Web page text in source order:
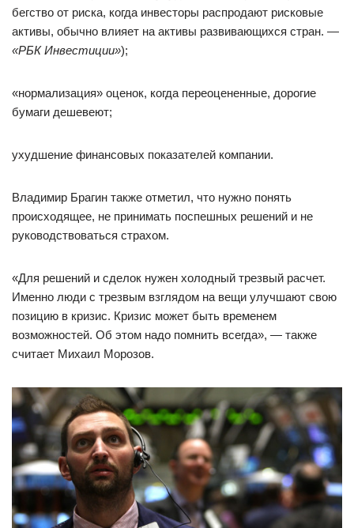
бегство от риска, когда инвесторы распродают рисковые
активы, обычно влияет на активы развивающихся стран. —
«РБК Инвестиции»);
«нормализация» оценок, когда переоцененные, дорогие
бумаги дешевеют;
ухудшение финансовых показателей компании.
Владимир Брагин также отметил, что нужно понять
происходящее, не принимать поспешных решений и не
руководствоваться страхом.
«Для решений и сделок нужен холодный трезвый расчет.
Именно люди с трезвым взглядом на вещи улучшают свою
позицию в кризис. Кризис может быть временем
возможностей. Об этом надо помнить всегда», — также
считает Михаил Морозов.